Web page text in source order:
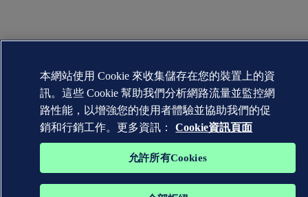
本網站使用 Cookie 來收集儲存在您的裝置上的資
訊。這些 Cookie 幫助我們分析網路流量並監控網
路性能，以增強您的使用者體驗並協助我們的促
銷和行銷工作。更多資訊：
Cookie資訊頁面
允許所有Cookies